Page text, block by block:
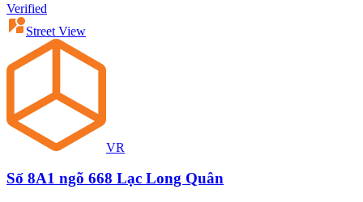
Verified
Street View
VR
Số 8A1 ngõ 668 Lạc Long Quân